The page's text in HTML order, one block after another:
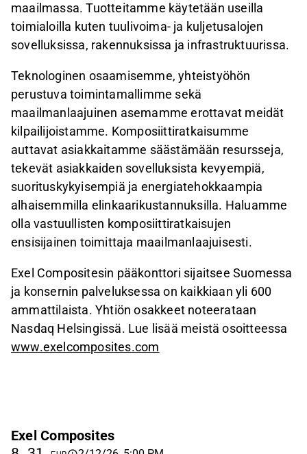
maailmassa. Tuotteitamme käytetään useilla
toimialoilla kuten tuulivoima- ja kuljetusalojen
sovelluksissa, rakennuksissa ja infrastruktuurissa.
Teknologinen osaamisemme, yhteistyöhön
perustuva toimintamallimme sekä
maailmanlaajuinen asemamme erottavat meidät
kilpailijoistamme. Komposiittiratkaisumme
auttavat asiakkaitamme säästämään resursseja,
tekevät asiakkaiden sovelluksista kevyempiä,
suorituskykyisempiä ja energiatehokkaampia
alhaisemmilla elinkaarikustannuksilla. Haluamme
olla vastuullisten komposiittiratkaisujen
ensisijainen toimittaja maailmanlaajuisesti.
Exel Compositesin pääkonttori sijaitsee Suomessa
ja konsernin palveluksessa on kaikkiaan yli 600
ammattilaista. Yhtiön osakkeet noteerataan
Nasdaq Helsingissä. Lue lisää meistä osoitteessa
www.exelcomposites.com
Exel Composites